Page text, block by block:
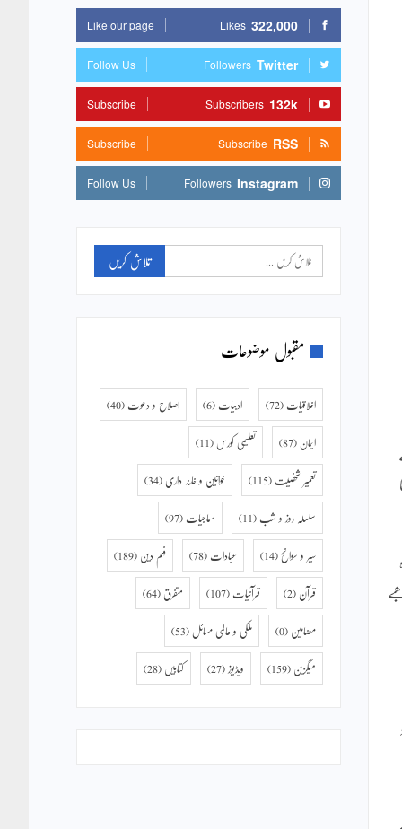
322,000
Likes
Like our page
Twitter
Followers
Follow Us
132k
Subscribers
Subscribe
RSS
Subscribe
Subscribe
Instagram
Followers
Follow Us
مقبول موضوعات
اخلاقیات (72) ادبیات (6) اصلاح و دعوت (40)
ایمان (87) تعلیمی کورس (11)
تعمیر شخصیت (115) خواتین و خانہ داری (34)
سلسلہ روز و شب (11) سماجیات (97)
سیر و سوانح(14) عبادات (78) فہم دین (189)
قرآن (2) قرآنیات (107) متفرق (64)
مضامین (0) ملکی و عالمی مسائل (53)
میگزین (159) ویڈیوز (27) کتابیں (28)